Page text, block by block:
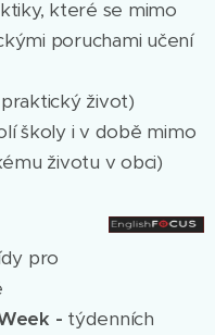
které se mimo
poruchami učení
život)
školy i v době mimo
životu v obci)
pro
- týdenních